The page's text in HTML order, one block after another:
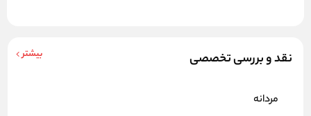
نقد و بررسی تخصصی بیشتر
مردانه